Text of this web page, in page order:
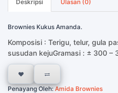
Deskripsi Ulasan (0)
Brownies Kukus Amanda.
Komposisi : Terigu, telur, gula
susudan kejuGramasi : ± 300 –
Penayang Oleh:Amida Brownies